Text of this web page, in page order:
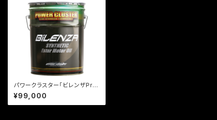
パワークラスター「ビレンザPro
漆黒」20L
¥99,000